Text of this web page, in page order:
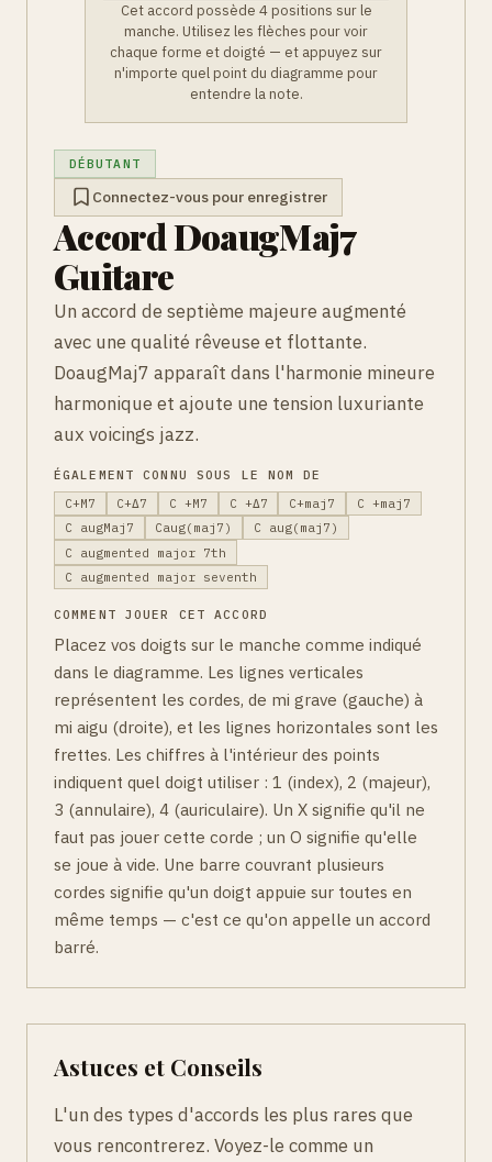
Cet accord possède 4 positions sur le
manche. Utilisez les flèches pour voir
chaque forme et doigté — et appuyez sur
n'importe quel point du diagramme pour
entendre la note.
DÉBUTANT
Connectez-vous pour enregistrer
Accord DoaugMaj7
Guitare
Un accord de septième majeure augmenté
avec une qualité rêveuse et flottante.
DoaugMaj7 apparaît dans l'harmonie mineure
harmonique et ajoute une tension luxuriante
aux voicings jazz.
ÉGALEMENT CONNU SOUS LE NOM DE
C+M7
C+Δ7 C +M7 C +Δ7 C+maj7
C +maj7
C augMaj7
Caug(maj7)
C aug(maj7)
C augmented major 7th
C augmented major seventh
COMMENT JOUER CET ACCORD
Placez vos doigts sur le manche comme indiqué
dans le diagramme. Les lignes verticales
représentent les cordes, de mi grave (gauche) à
mi aigu (droite), et les lignes horizontales sont les
frettes. Les chiffres à l'intérieur des points
indiquent quel doigt utiliser : 1 (index), 2 (majeur),
3 (annulaire), 4 (auriculaire). Un X signifie qu'il ne
faut pas jouer cette corde ; un O signifie qu'elle
se joue à vide. Une barre couvrant plusieurs
cordes signifie qu'un doigt appuie sur toutes en
même temps — c'est ce qu'on appelle un accord
barré.
Astuces et Conseils
L'un des types d'accords les plus rares que
vous rencontrerez. Voyez-le comme un